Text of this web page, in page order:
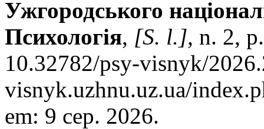
Ужгородського
Психологія, [S. l.], n. 2,
10.32782/psy-visnyk/
visnyk.uzhnu.uz.ua/
em: 9 сер. 2026.